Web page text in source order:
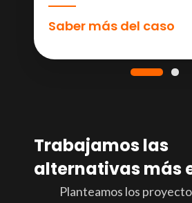
Trabajamos las
alternativas más
Planteamos los
Saber más del caso